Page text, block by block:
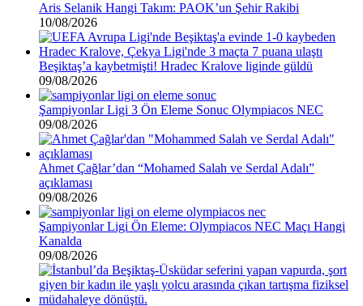
Aris Selanik Hangi Takım: PAOK’un Şehir Rakibi
10/08/2026
Beşiktaş’a kaybetmişti! Hradec Kralove liginde güldü
09/08/2026
Şampiyonlar Ligi 3 Ön Eleme Sonuc Olympiacos NEC
09/08/2026
Ahmet Çağlar’dan “Mohamed Salah ve Serdal Adalı”
açıklaması
09/08/2026
Şampiyonlar Ligi Ön Eleme: Olympiacos NEC Maçı Hangi
Kanalda
09/08/2026